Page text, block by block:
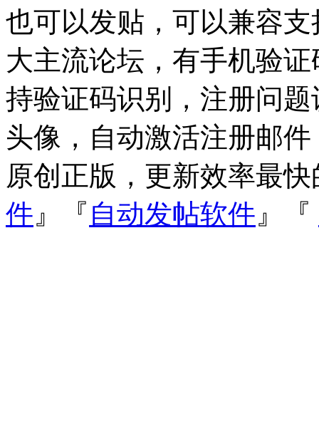
也可以发贴，可以兼容支
大主流论坛，有手机验
持验证码识别，注册问
头像，自动激活注册邮
原创正版，更新效率最
件 』『 自动发帖软件 』『